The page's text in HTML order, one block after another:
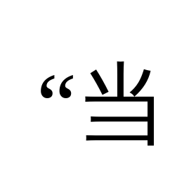
“当